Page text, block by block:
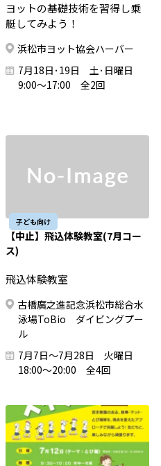
ヨットの基礎技術を習得し乗
艇してみよう！
浜松市ヨット協会ハーバー
7月18日･19日 土･日曜日
9:00～17:00 全2回
子ども向け
【中止】飛込体験教室(7月コー
ス)
飛込体験教室
古橋廣之進記念浜松市総合水
泳場ToBio ダイビングプー
ル
7月7日～7月28日 火曜日
18:00～20:00 全4回